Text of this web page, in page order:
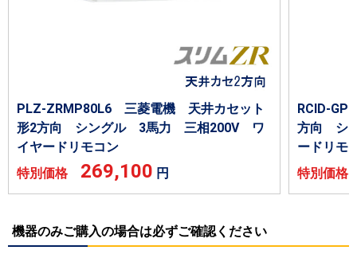
PLZ-ZRMP80L6 三菱電機 天井カセット
形2方向 シングル 3馬力 三相200V ワ
イヤードリモコン
特別価格 269,100 円
RCID-
方向 シ
ードリモ
特別価
機器のみご購入の場合は必ずご確認ください